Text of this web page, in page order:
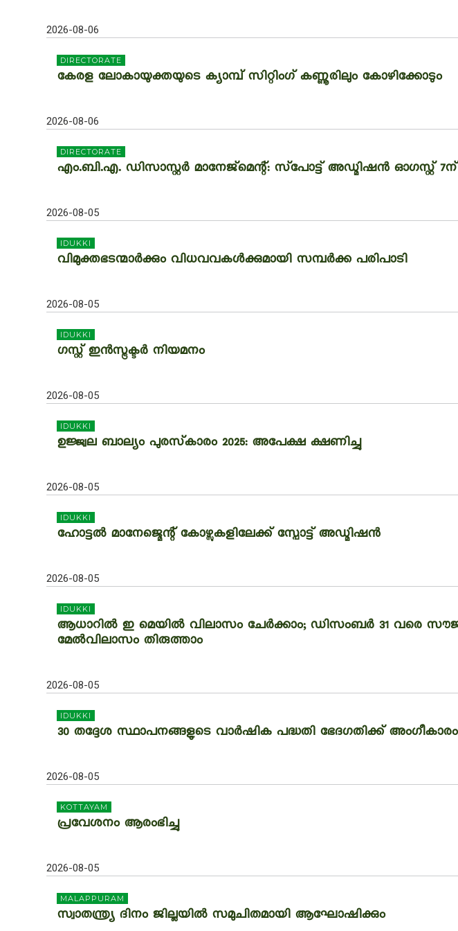
2026-08-06
DIRECTORATE
കേരള ലോകായുക്തയുടെ ക്യാമ്പ് സിറ്റിംഗ് കണ്ണൂരിലും കോഴിക്കോടും
2026-08-06
DIRECTORATE
എം.ബി.എ. ഡിസാസ്റ്റർ മാനേജ്‌മെന്റ്: സ്‌പോട്ട് അഡ്മിഷൻ ഓഗസ്റ്റ് 7ന്
2026-08-05
IDUKKI
വിമുക്തഭടന്മാര്‍ക്കും വിധവവകള്‍ക്കുമായി സമ്പര്‍ക്ക പരിപാടി
2026-08-05
IDUKKI
ഗസ്റ്റ് ഇന്‍സ്ട്രക്ടര്‍ നിയമനം
2026-08-05
IDUKKI
ഉജ്ജ്വല ബാല്യം പുരസ്‌കാരം 2025: അപേക്ഷ ക്ഷണിച്ചു
2026-08-05
IDUKKI
ഹോട്ടല്‍ മാനേജ്മെന്റ് കോഴ്സുകളിലേക്ക് സ്പോട്ട് അഡ്മിഷന്‍
2026-08-05
IDUKKI
ആധാറില്‍ ഇ മെയില്‍ വിലാസം ചേര്‍ക്കാം; ഡിസംബര്‍ 31 വരെ
മേല്‍വിലാസം തിരുത്താം
2026-08-05
IDUKKI
30 തദ്ദേശ സ്ഥാപനങ്ങളുടെ വാര്‍ഷിക പദ്ധതി ഭേദഗതിക്ക് അംഗീകാരം
2026-08-05
KOTTAYAM
പ്രവേശനം ആരംഭിച്ചു
2026-08-05
MALAPPURAM
സ്വാതന്ത്ര്യ ദിനം ജില്ലയില്‍ സമുചിതമായി ആഘോഷിക്കും